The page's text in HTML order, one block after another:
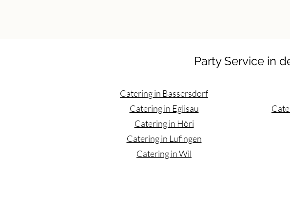
Party Service in
Catering in Bassersdorf
Catering in Eglisau
Catering in Höri
Catering in Lufingen
Catering in Wil